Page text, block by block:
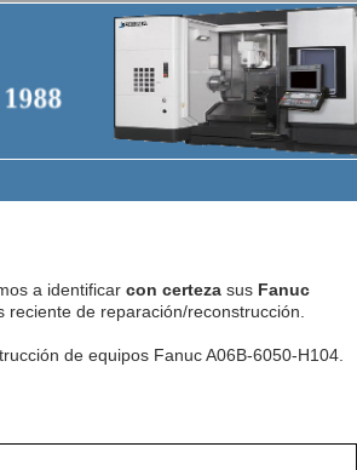
a identificar con certezasus Fanuc
de reparación/reconstrucción.
de equipos Fanuc A06B-6050-H104.